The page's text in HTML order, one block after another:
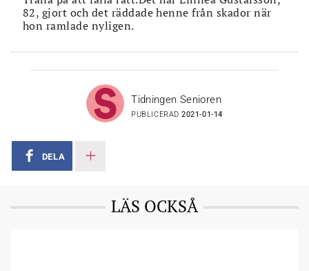
82, gjort och det räddade henne från skador när
hon ramlade nyligen.
Tidningen Senioren
PUBLICERAD2021-01-14
DELA
LÄS OCKSÅ